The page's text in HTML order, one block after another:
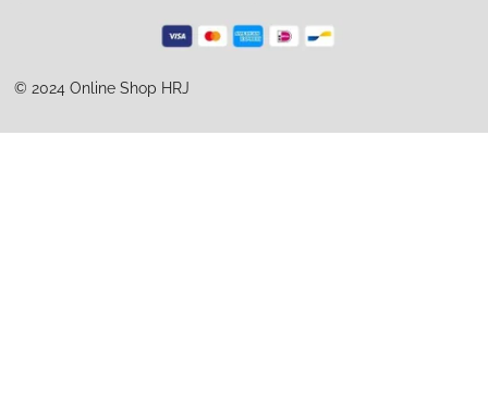
© 2024 Online Shop HRJ